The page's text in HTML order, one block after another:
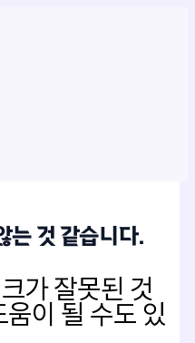
는 것 같습니다.
가 잘못된 것
이 될 수도 있